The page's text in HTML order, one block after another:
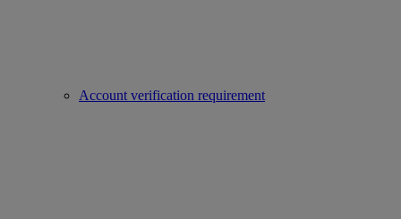
Account verification requirement